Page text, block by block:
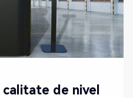
de nivel